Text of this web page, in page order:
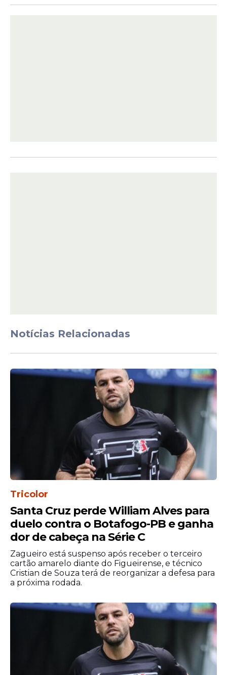
momentos importantes e deixou seu
nome registrado na história do Azulino, já
a Série D e também a Copa do Brasil. Além,
obviamente, de boas campanhas dentro
do Campeonato Pernambucano.
Notícias Relacionadas
Tricolor
Santa Cruz perde William Alves para
duelo contra o Botafogo-PB e ganha
dor de cabeça na Série C
Zagueiro está suspenso após receber o terceiro
cartão amarelo diante do Figueirense, e técnico
Cristian de Souza terá de reorganizar a defesa para
a próxima rodada.